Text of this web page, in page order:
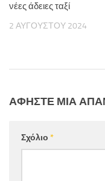
νέες άδειες ταξί
2 ΑΥΓΟΎΣΤΟΥ 2024
ΑΦΉΣΤΕ ΜΙΑ
Σχόλιο *